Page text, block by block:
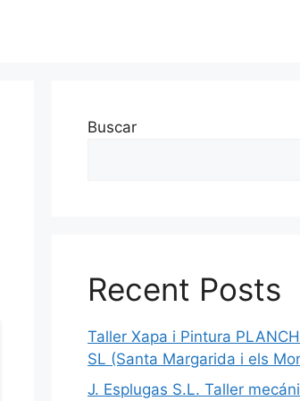
Buscar
Recent Posts
Taller Xapa i Pintura
SL (Santa Margarida i els
J. Esplugas S.L. Taller